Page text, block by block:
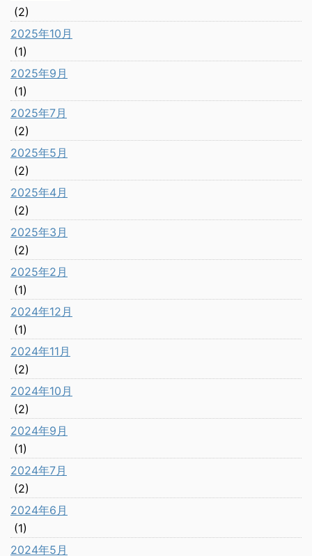
(2)
2025年10月
(1)
2025年9月
(1)
2025年7月
(2)
2025年5月
(2)
2025年4月
(2)
2025年3月
(2)
2025年2月
(1)
2024年12月
(1)
2024年11月
(2)
2024年10月
(2)
2024年9月
(1)
2024年7月
(2)
2024年6月
(1)
2024年5月